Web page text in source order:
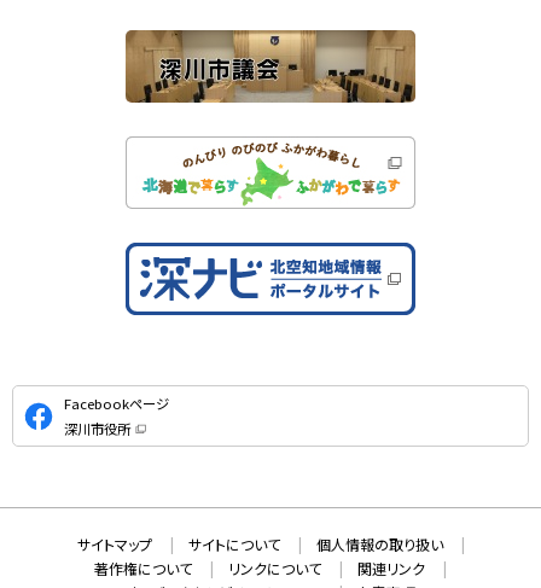
公
式
S
Facebookページ
深川市役所
（
ン
で
開
き
サイトマップ サイトについて
個人情報の取り扱い
著作権について
リンクについて
関連リンク